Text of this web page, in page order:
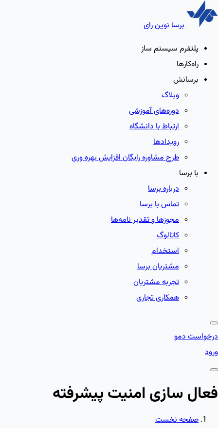
برسا نوین رای
پلتفرم سیستم ساز
راه‌کارها
برسانش
وبلاگ
دوره‌های آموزشی
ارتباط با دانشگاه
رویدادها
طرح مشاوره رایگان افزایش بهره وری
با برسا
درباره برسا
تماس با برسا
مجوزها و تقدیر نامه‌ها
کاتالوگ
استخدام
مشتریان برسا
تجربه مشتریان
همکاری تجاری
درخواست دمو
ورود
فعال سازی امنیت پیشرفته
صفحه نخست